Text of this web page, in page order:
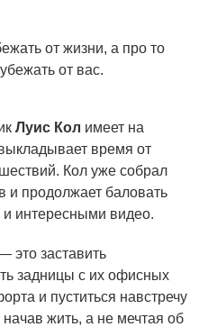
от жизни, а про то
от вас.
Луис Кол имеет на
время от
Кол уже собрал
и продолжает баловать
и интересными видео.
это заставить
задницы с их офисных
и пуститься навстречу
жить, а не мечтая об